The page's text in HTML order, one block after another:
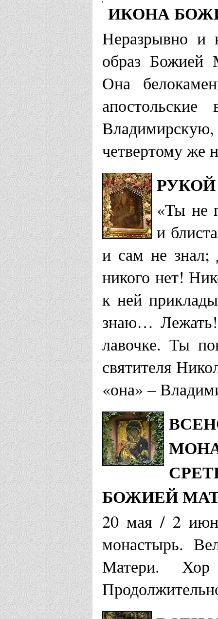
ИКОНА
Неразрывно и
образ Божией
Она
четвертому же
РУКОЙ
«Ты не
и
и сам не
никого нет!
к ней
знаю…
лавочке. Ты
святителя
«она» –
БОЖИЕЙ
20 мая / 2
монастырь.
Матери. Хор